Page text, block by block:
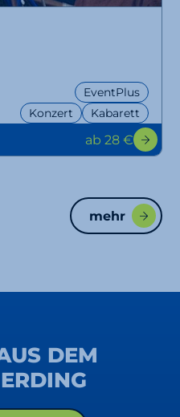
Konzert Kabarett
EventPlus
ab 28 €
mehr
DEM